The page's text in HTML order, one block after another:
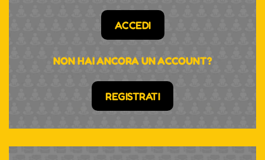
ACCEDI
NON HAI ANCORA UN ACCOUNT?
REGISTRATI